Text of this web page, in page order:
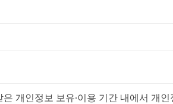
개인정보 보유·이용 기간 내에서 개